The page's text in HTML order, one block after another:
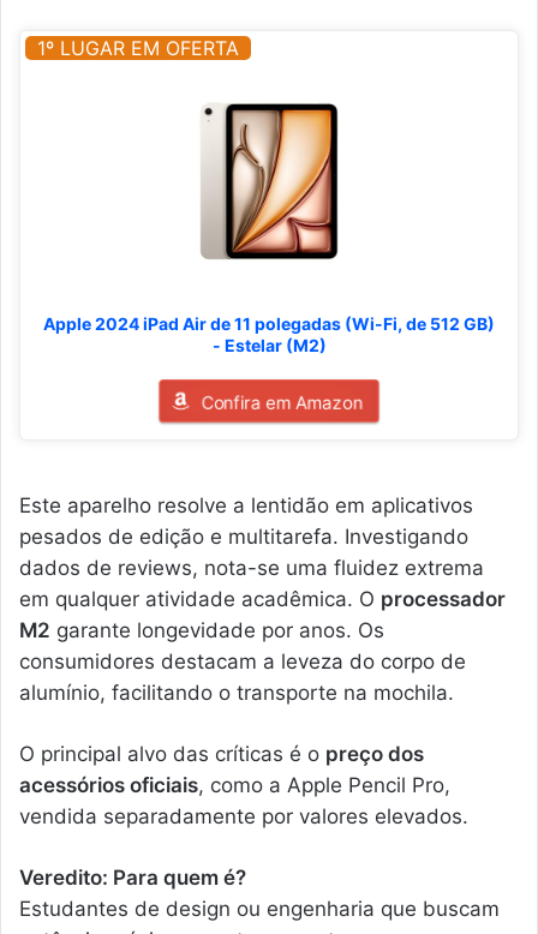
1º LUGAR EM OFERTA
Apple 2024 iPad Air de 11 polegadas (Wi-Fi, de 512 GB)
- Estelar (M2)
Confira em Amazon
Este aparelho resolve a lentidão em aplicativos
pesados de edição e multitarefa. Investigando
dados de reviews, nota-se uma fluidez extrema
em qualquer atividade acadêmica. O processador
M2 garante longevidade por anos. Os
consumidores destacam a leveza do corpo de
alumínio, facilitando o transporte na mochila.
O principal alvo das críticas é o preço dos
acessórios oficiais, como a Apple Pencil Pro,
vendida separadamente por valores elevados.
Veredito: Para quem é?
Estudantes de design ou engenharia que buscam